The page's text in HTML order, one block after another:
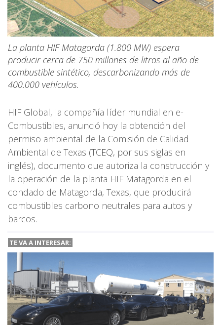
La planta HIF Matagorda (1.800 MW) espera
producir cerca de 750 millones de litros al año de
combustible sintético, descarbonizando más de
400.000 vehículos.
HIF Global, la compañía líder mundial en e-
Combustibles, anunció hoy la obtención del
permiso ambiental de la Comisión de Calidad
Ambiental de Texas (TCEQ, por sus siglas en
inglés), documento que autoriza la construcción y
la operación de la planta HIF Matagorda en el
condado de Matagorda, Texas, que producirá
combustibles carbono neutrales para autos y
barcos.
TE VA A INTERESAR: